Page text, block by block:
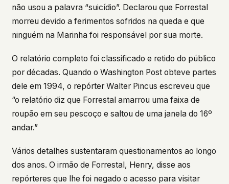
não usou a palavra “suicídio”. Declarou que Forrestal
morreu devido a ferimentos sofridos na queda e que
ninguém na Marinha foi responsável por sua morte.
O relatório completo foi classificado e retido do público
por décadas. Quando o Washington Postobteve partes
dele em 1994, o repórter Walter Pincus escreveu que
“o relatório diz que Forrestal amarrou uma faixa de
roupão em seu pescoço e saltou de uma janela do 16º
andar.”
Vários detalhes sustentaram questionamentos ao longo
dos anos. O irmão de Forrestal, Henry, disse aos
repórteres que lhe foi negado o acesso para visitar